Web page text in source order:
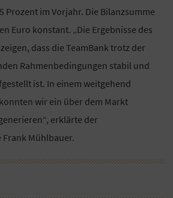
Prozent im Vorjahr. Die Bilanzsumme
Euro konstant. „Die Ergebnisse des
dass die TeamBank trotz der
Rahmenbedingungen stabil und
ist. In einem weitgehend
wir ein über dem Markt
erklärte der
Mühlbauer.